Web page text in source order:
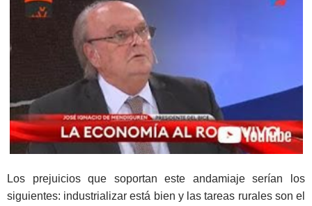
Los prejuicios que soportan este andamiaje serían los
siguientes: industrializar está bien y las tareas rurales son el